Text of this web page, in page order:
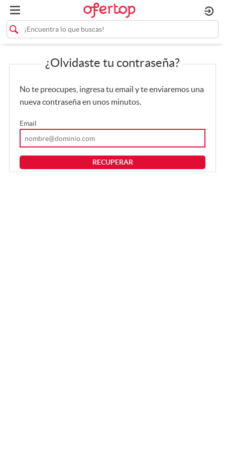
¿Olvidaste tu contraseña?
No te preocupes, ingresa tu email y te enviaremos una
nueva contraseña en unos minutos.
Email